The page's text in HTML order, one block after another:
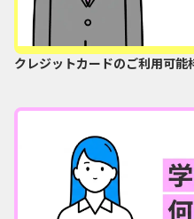
クレジットカードのご利用可